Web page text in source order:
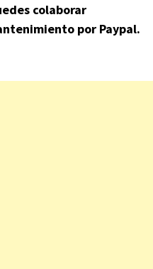
colaborar
por Paypal.